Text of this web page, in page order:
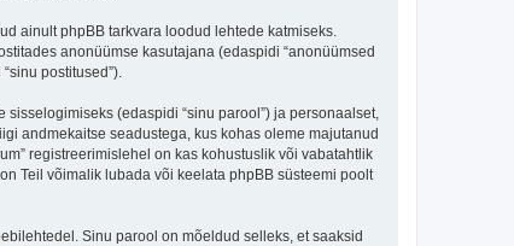
ainult phpBB tarkvara loodud lehtede katmiseks.
anonüümse kasutajana (edaspidi “anonüümsed
postitused”).
(edaspidi “sinu parool”) ja personaalset,
andmekaitse seadustega, kus kohas oleme majutanud
registreerimislehel on kas kohustuslik või vabatahtlik
Teil võimalik lubada või keelata phpBB süsteemi poolt
Sinu parool on mõeldud selleks, et saaksid